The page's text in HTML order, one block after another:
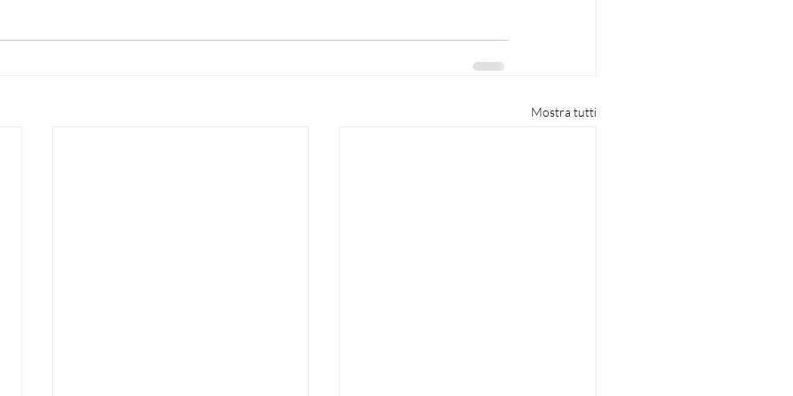
Mostra tutti